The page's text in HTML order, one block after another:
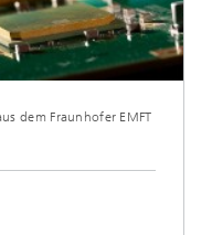
dem Fraunhofer EMFT